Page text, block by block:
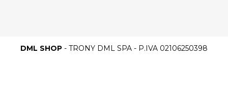
DML SHOP - TRONY DML SPA - P.IVA 02106250398